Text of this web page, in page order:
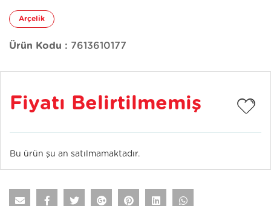
Arçelik
Ürün Kodu : 7613610177
Fiyatı Belirtilmemiş
Bu ürün şu an satılmamaktadır.